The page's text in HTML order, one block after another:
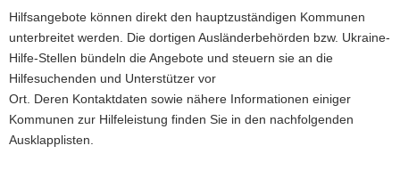
i
n
Hilfsangebote können direkt den hauptzuständigen Kommunen
unterbreitet werden. Die dortigen Ausländerbehörden bzw. Ukraine-
Hilfe-Stellen bündeln die Angebote und steuern sie an die
Hilfesuchenden und Unterstützer vor
Ort. Deren Kontaktdaten sowie nähere Informationen einiger
Kommunen zur Hilfeleistung finden Sie in den nachfolgenden
Ausklapplisten.